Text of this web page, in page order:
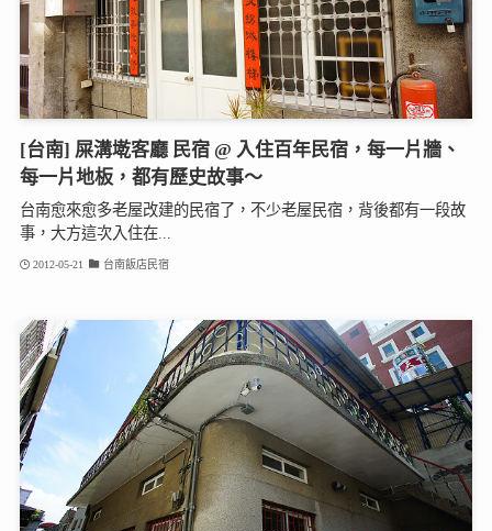
[台南] 屎溝墘客廳 民宿 @ 入住百年民宿，每一片牆、
每一片地板，都有歷史故事～
台南愈來愈多老屋改建的民宿了，不少老屋民宿，背後都有一段故
事，大方這次入住在...
2012-05-21 台南飯店民宿